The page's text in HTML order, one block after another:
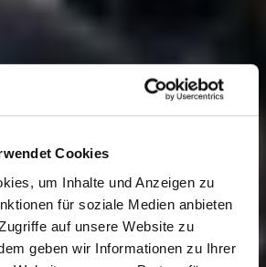
Cookies
um Inhalte und Anzeigen zu
für soziale Medien anbieten
auf unsere Website zu
geben wir Informationen zu Ihrer